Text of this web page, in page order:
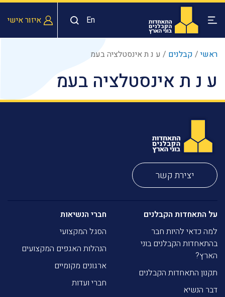
En איזור אישי
ראשי / קבלנים / ע נ ת אינסטלציה בעמ
ע נ ת אינסטלציה בעמ
יצירת קשר
על התאחדות הקבלנים
למה כדאי להיות חבר
בהתאחדות הקבלנים בוני
הארץ?
תקנון התאחדות הקבלנים
דבר הנשיא
חברי הנשיאות
הסגל המקצועי
הנהלות האגפים המקצועים
ארגונים מקומיים
חברי ועדות